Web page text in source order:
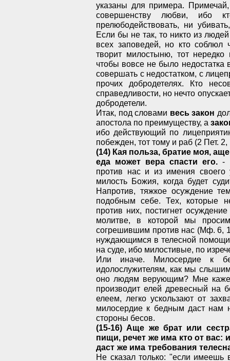
указаны для примера.
совершенству любви, ибо
прелюбодействовать, ни
Если бы не так, то никто из
всех заповедей, но кто соблюл
творит милостыню, тот
чтобы вовсе не было
совершать с недостатком, с
прочих добродетелях. Кто
справедливости, но нечто
добродетели.
Итак, под словами весь закон
апостола по преимуществу, а
ибо действующий по
побежден, тот тому и раб (2 Пет. 2,
(14) Кая польза, братие моя,
еда может вера спасти его. -
против нас и из имения
милость Божия, когда будет
Напротив, тяжкое осуждение
подобным себе. Тех, которые
против них, постигнет
молитве, в которой мы
согрешившим против нас (Мф. 6,
нуждающимся в телесной
на суде, ибо милостивые, по
Или иначе. Милосердие к
идолослужителям, как мы
оно людям верующим? Мне
производит елей древесный
елеем, легко ускользают от
милосердие к бедным даст нам
стороны бесов.
(15-16) Аще же брат или
пищи, речет же има кто от вас:
даст же има требования
Не сказал только: "если имеешь